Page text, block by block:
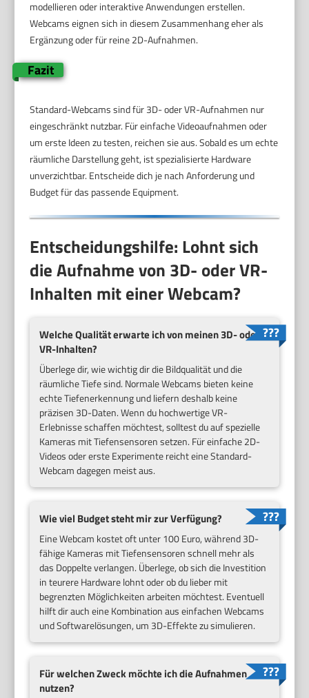
modellieren oder interaktive Anwendungen erstellen.
Webcams eignen sich in diesem Zusammenhang eher als
Ergänzung oder für reine 2D-Aufnahmen.
Fazit
Standard-Webcams sind für 3D- oder VR-Aufnahmen nur
eingeschränkt nutzbar. Für einfache Videoaufnahmen oder
um erste Ideen zu testen, reichen sie aus. Sobald es um echte
räumliche Darstellung geht, ist spezialisierte Hardware
unverzichtbar. Entscheide dich je nach Anforderung und
Budget für das passende Equipment.
Entscheidungshilfe: Lohnt sich
die Aufnahme von 3D- oder VR-
Inhalten mit einer Webcam?
Welche Qualität erwarte ich von meinen 3D- oder
VR-Inhalten?
Überlege dir, wie wichtig dir die Bildqualität und die
räumliche Tiefe sind. Normale Webcams bieten keine
echte Tiefenerkennung und liefern deshalb keine
präzisen 3D-Daten. Wenn du hochwertige VR-
Erlebnisse schaffen möchtest, solltest du auf spezielle
Kameras mit Tiefensensoren setzen. Für einfache 2D-
Videos oder erste Experimente reicht eine Standard-
Webcam dagegen meist aus.
Wie viel Budget steht mir zur Verfügung?
Eine Webcam kostet oft unter 100 Euro, während 3D-
fähige Kameras mit Tiefensensoren schnell mehr als
das Doppelte verlangen. Überlege, ob sich die Investition
in teurere Hardware lohnt oder ob du lieber mit
begrenzten Möglichkeiten arbeiten möchtest. Eventuell
hilft dir auch eine Kombination aus einfachen Webcams
und Softwarelösungen, um 3D-Effekte zu simulieren.
Für welchen Zweck möchte ich die Aufnahmen
nutzen?